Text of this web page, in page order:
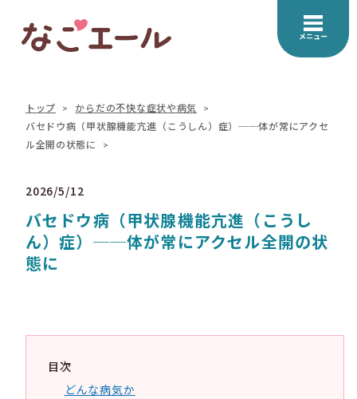
メニュー
トップ
からだの不快な症状や病気
バセドウ病（甲状腺機能亢進（こうしん）症）──体が常にアクセ
ル全開の状態に
2026/5/12
バセドウ病（甲状腺機能亢進（こうし
ん）症）──体が常にアクセル全開の状
態に
目次
どんな病気か